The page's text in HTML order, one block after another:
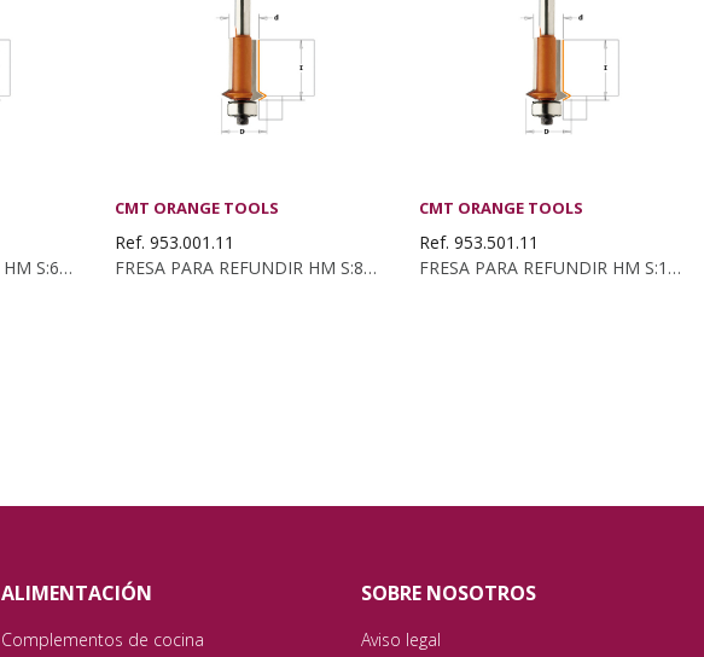
FRESA PARA REFUNDIR HM S:6 D:12.7X25
CMT ORANGE TOOLS
Ref. 953.001.11
FRESA PARA REFUNDIR HM S:8 D:12.7X25
CMT ORANGE TOOLS
Ref. 953.501.11
FRESA PARA REFUNDIR HM S:12 D:12.7X25
ALIMENTACIÓN
Complementos de cocina
SOBRE NOSOTROS
Aviso legal